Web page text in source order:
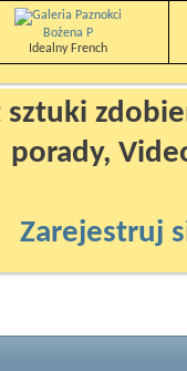
Bożena P
Idealny French
porady,
Zarejestruj